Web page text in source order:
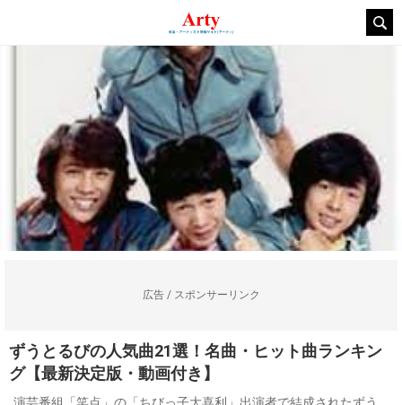
広告 / スポンサーリンク
ずうとるびの人気曲21選！名曲・ヒット曲ランキン
グ【最新決定版・動画付き】